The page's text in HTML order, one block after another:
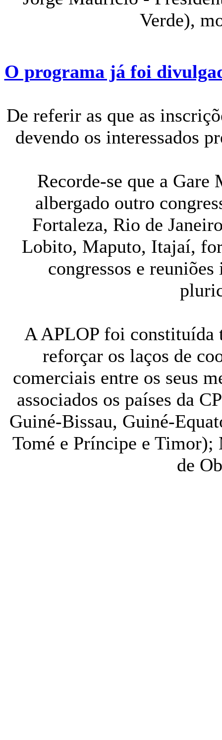
Verde),
O programa já foi
De referir as que as
devendo os interessados
Recorde-se que a
albergado outro
Fortaleza, Rio de
Lobito, Maputo, Itajaí,
congressos e
A APLOP foi constituída
reforçar os laços de
comerciais entre os seus
associados os países da
Guiné-Bissau, Guiné-
Tomé e Príncipe e Timor);
de